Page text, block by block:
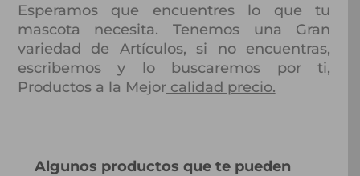
Esperamos que encuentres lo que tu
mascota necesita. Tenemos una Gran
variedad de Artículos, si no encuentras,
escribemos y lo buscaremos por ti,
Productos a la Mejorcalidad precio.
Algunos productos que te pueden